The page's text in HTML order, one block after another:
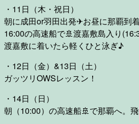
・11日（木・祝日）
朝に成田or羽田出発✈お昼に那覇到着
16:00の高速船で🚢渡嘉敷島入り
渡嘉敷に着いたら軽くひと泳ぎ♪
・12日（金）&13日（土）
ガッツリOWSレッスン！
・14日（日）
朝（10:00）の高速船🚢で那覇へ。